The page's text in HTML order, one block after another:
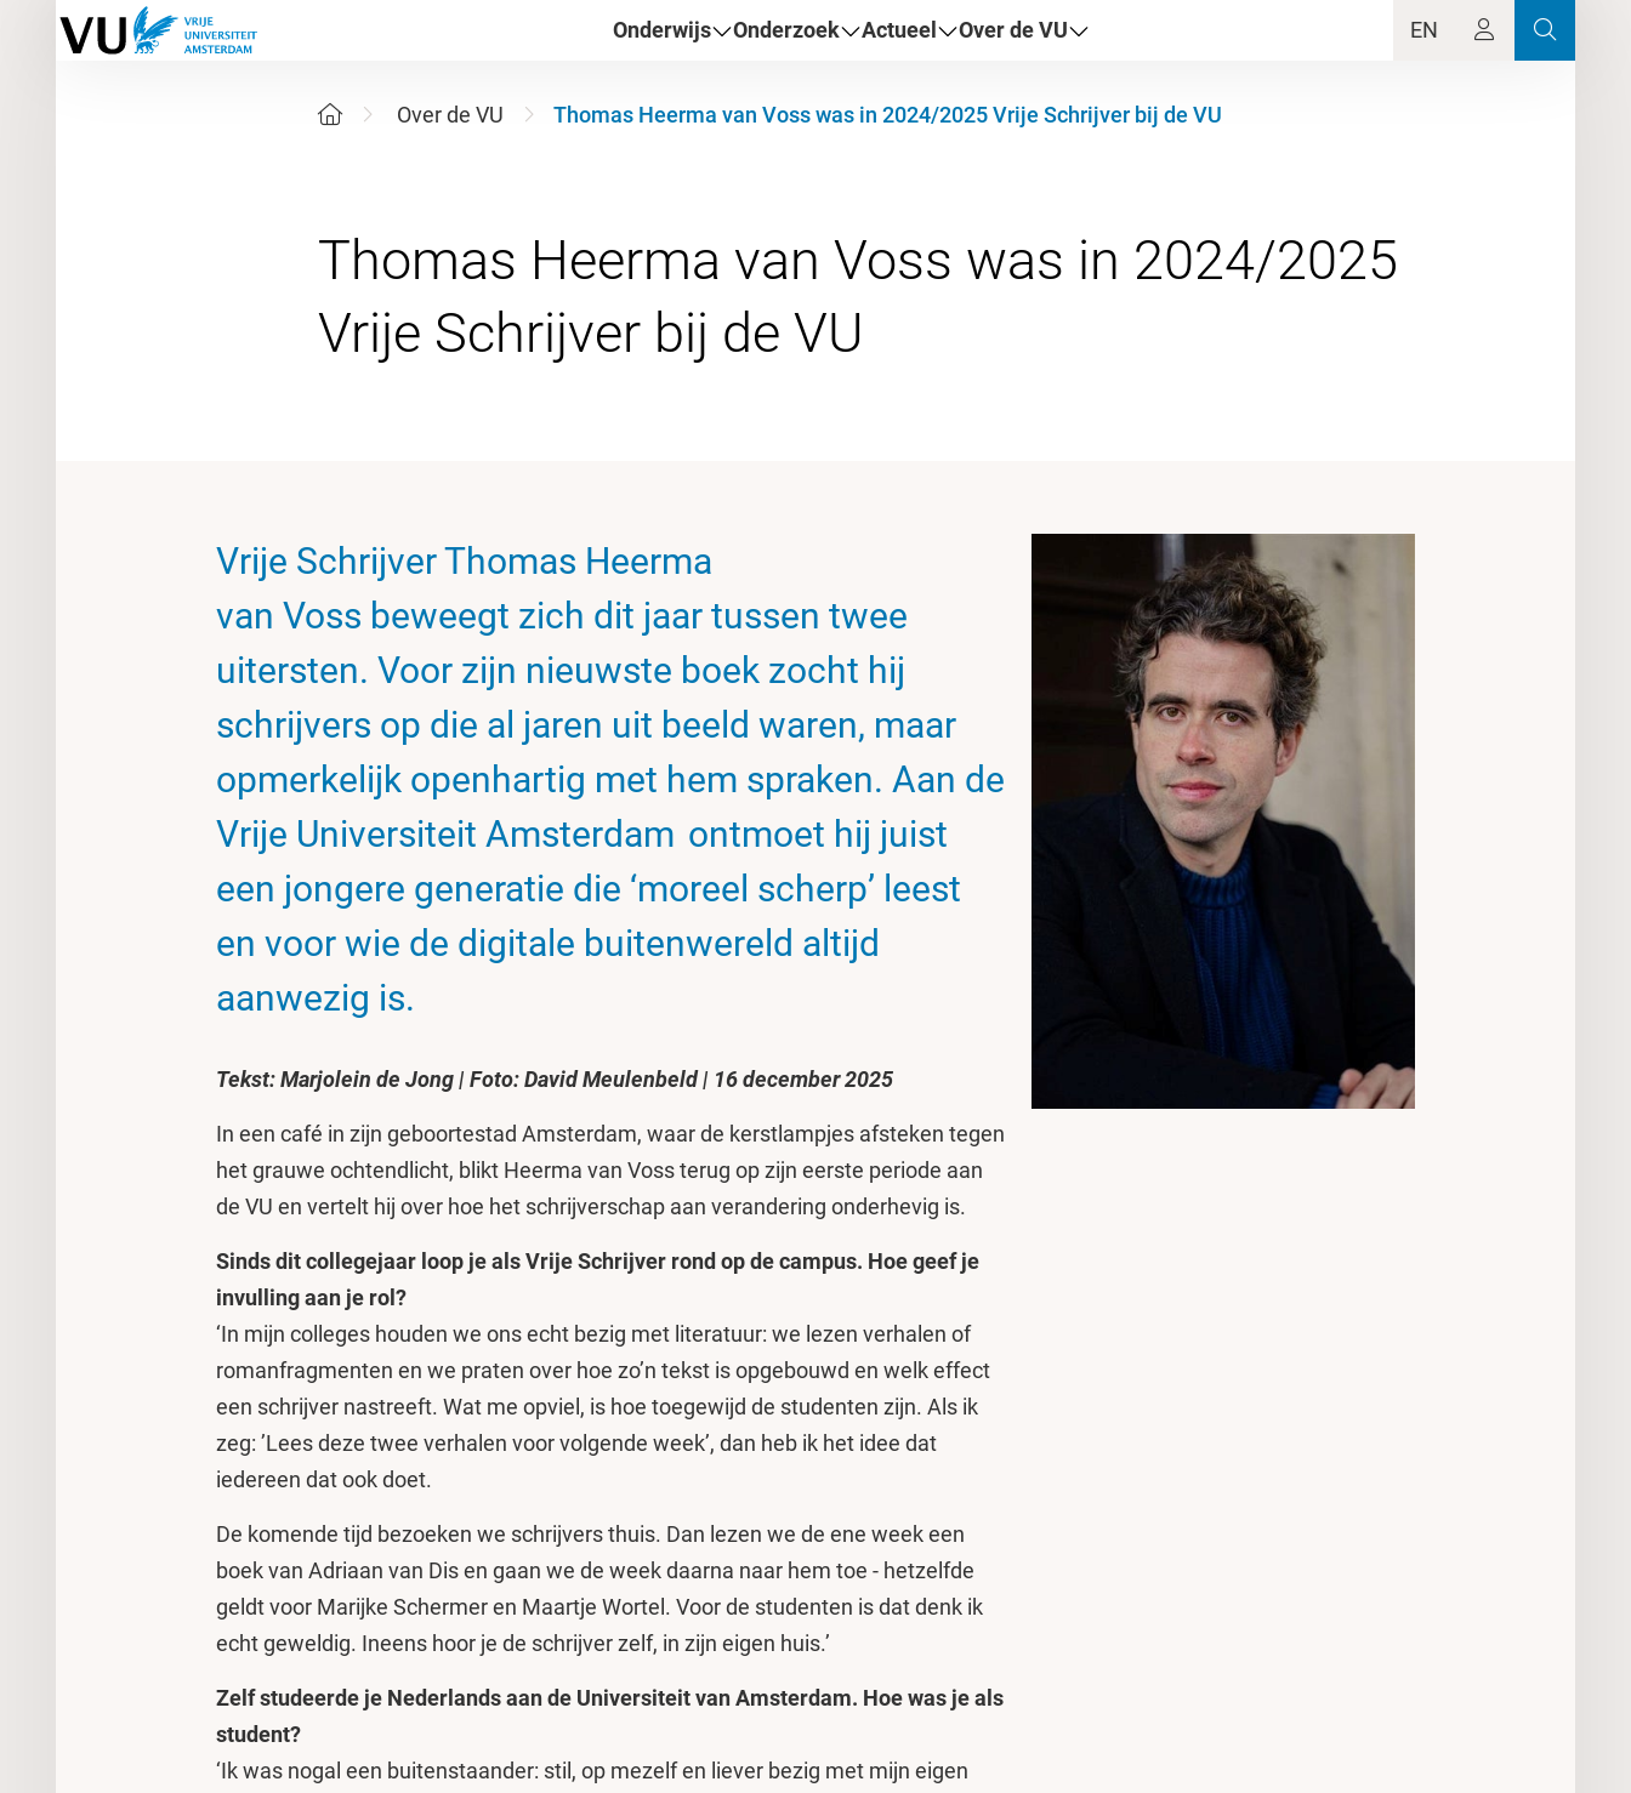
Onderwijs Onderzoek Actueel Over de VU EN
Over de VU Thomas Heerma van Voss was in 2024/2025 Vrije Schrijver bij de VU
Thomas Heerma van Voss was in 2024/2025
Vrije Schrijver Thomas Heerma
van Voss beweegt zich dit jaar tussen twee
uitersten. Voor zijn nieuwste boek zocht hij
schrijvers op die al jaren uit beeld waren, maar
opmerkelijk openhartig met hem spraken. Aan de
Vrije Universiteit Amsterdam ontmoet hij juist
een jongere generatie die ‘moreel scherp’ leest
en voor wie de digitale buitenwereld altijd
aanwezig is.
Tekst: Marjolein de Jong| Foto: David Meulenbeld| 16 december 2025
In een café in zijn geboortestad Amsterdam, waar de kerstlampjes afsteken tegen
het grauwe ochtendlicht, blikt Heerma van Voss terug op zijn eerste periode aan
de VU en vertelt hij over hoe het schrijverschap aan verandering onderhevig is.
Sinds dit collegejaar loop je als Vrije Schrijver rond op de campus. Hoe geef je
invulling aan je rol?
‘In mijn colleges houden we ons echt bezig met literatuur: we lezen verhalen of
romanfragmenten en we praten over hoe zo’n tekst is opgebouwd en welk effect
een schrijver nastreeft. Wat me opviel, is hoe toegewijd de studenten zijn. Als ik
zeg: ’Lees deze twee verhalen voor volgende week’, dan heb ik het idee dat
iedereen dat ook doet.
De komende tijd bezoeken we schrijvers thuis. Dan lezen we de ene week een
boek van Adriaan van Dis en gaan we de week daarna naar hem toe - hetzelfde
geldt voor Marijke Schermer en Maartje Wortel. Voor de studenten is dat denk ik
echt geweldig. Ineens hoor je de schrijver zelf, in zijn eigen huis.’
Zelf studeerde je Nederlands aan de Universiteit van Amsterdam. Hoe was je als
student?
‘Ik was nogal een buitenstaander: stil, op mezelf en liever bezig met mijn eigen